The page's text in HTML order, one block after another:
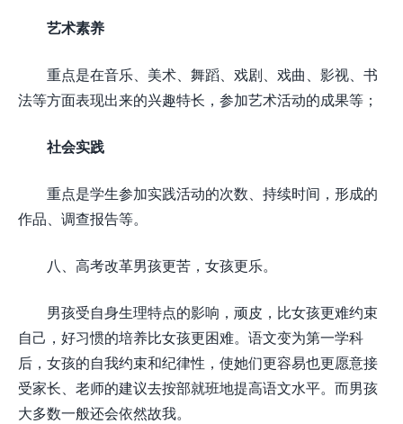
艺术素养
重点是在音乐、美术、舞蹈、戏剧、戏曲、影视、书
法等方面表现出来的兴趣特长，参加艺术活动的成果等；
社会实践
重点是学生参加实践活动的次数、持续时间，形成的
作品、调查报告等。
八、高考改革男孩更苦，女孩更乐。
男孩受自身生理特点的影响，顽皮，比女孩更难约束
自己，好习惯的培养比女孩更困难。语文变为第一学科
后，女孩的自我约束和纪律性，使她们更容易也更愿意接
受家长、老师的建议去按部就班地提高语文水平。而男孩
大多数一般还会依然故我。